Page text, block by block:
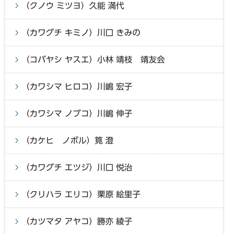
（クノウ ミツヨ）久能 満代
（カワグチ キミノ）川口 きみの
（コバヤシ ヤスエ）小林 靖枝 靖友会
（カワシマ ヒロコ）川嶋 宏子
（カワシマ ノブコ）川嶋 伸子
（カケヒ ノボル）筧 澄
（カワグチ エツジ）川口 悦治
（クリハラ エリコ）栗原 絵里子
（カツマタ アヤコ）勝亦 綾子